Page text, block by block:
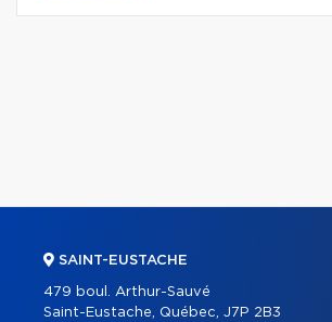
SAINT-EUSTACHE
479 boul. Arthur-Sauvé
Saint-Eustache, Québec, J7P 2B3